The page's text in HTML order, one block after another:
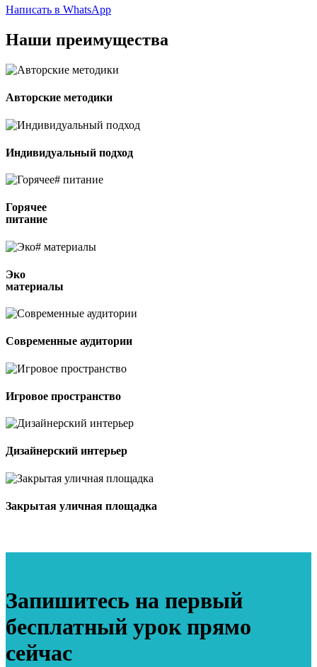
Написать в WhatsApp
Наши преимущества
Авторские методики
Индивидуальный подход
Горячее
питание
Эко
материалы
Современные аудитории
Игровое пространство
Дизайнерский интерьер
Закрытая уличная площадка
Запишитесь на первый
бесплатный урок прямо
сейчас